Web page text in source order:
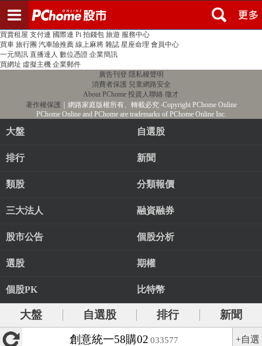
PChome首頁 線上購物 24h購物 書店
買賣租屋 支付連 國際連 Pi 拍錢包 旅遊 服務中心
買車 旅行團 汽車險推薦 線上麻將 雜誌 星座命理 會員中心
一元簡訊 直播達人 數位憑證 企業簡訊
買網址 虛擬主機 企業郵件
廣告刊登 隱私權聲明
消費者保護 兒童網路安全
About PChome 投資人聯絡 徵才
著作權保護 ｜網路家庭版權所有、轉載必究‧Copyright PChome Online
PChome Online and PChome are trademarks of PChome Online Inc.
大盤 自選股
排行 新聞
類股 分類報價
三大法人 融資融券
股市公告 個股分析
選股 期權
個股PK 比特幣
大盤 自選股 排行
新聞
創意統一58購02 033577 +自選